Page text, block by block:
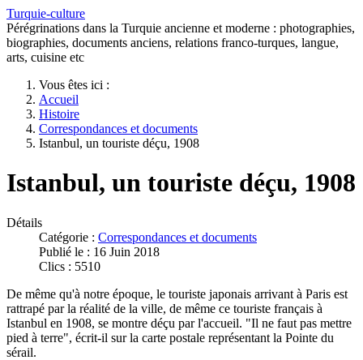
Turquie-culture
Pérégrinations dans la Turquie ancienne et moderne : photographies,
biographies, documents anciens, relations franco-turques, langue,
arts, cuisine etc
Vous êtes ici :
Accueil
Histoire
Correspondances et documents
Istanbul, un touriste déçu, 1908
Istanbul, un touriste déçu, 1908
Détails
Catégorie : Correspondances et documents
Publié le : 16 Juin 2018
Clics : 5510
De même qu'à notre époque, le touriste japonais arrivant à Paris est
rattrapé par la réalité de la ville, de même ce touriste français à
Istanbul en 1908, se montre déçu par l'accueil. "Il ne faut pas mettre
pied à terre", écrit-il sur la carte postale représentant la Pointe du
sérail.